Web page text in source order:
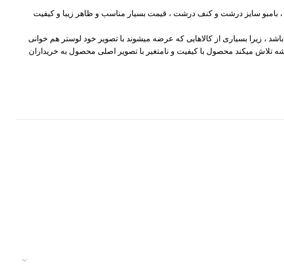
، بامبو سایز درشت و کنف درشت ، قیمت بسیار مناسب و ظاهر زیبا و کیفیت
، زیرا بسیاری از کالاهایی که عرضه میشوند با تصویر خود لوستر هم خوانی
تلاش میکند محصول با کیفیت و نامتغیر با تصویر اصلی محصول به خریداران